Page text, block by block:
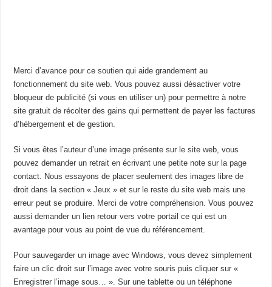
Merci d’avance pour ce soutien qui aide grandement au
fonctionnement du site web. Vous pouvez aussi désactiver votre
bloqueur de publicité (si vous en utiliser un) pour permettre à notre
site gratuit de récolter des gains qui permettent de payer les factures
d’hébergement et de gestion.
Si vous êtes l’auteur d’une image présente sur le site web, vous
pouvez demander un retrait en écrivant une petite note sur la page
contact. Nous essayons de placer seulement des images libre de
droit dans la section « Jeux » et sur le reste du site web mais une
erreur peut se produire. Merci de votre compréhension. Vous pouvez
aussi demander un lien retour vers votre portail ce qui est un
avantage pour vous au point de vue du référencement.
Pour sauvegarder un image avec Windows, vous devez simplement
faire un clic droit sur l’image avec votre souris puis cliquer sur «
Enregistrer l’image sous… ». Sur une tablette ou un téléphone